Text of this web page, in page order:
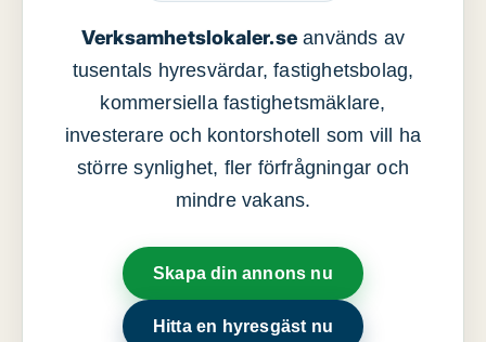
Verksamhetslokaler.se används av
tusentals hyresvärdar, fastighetsbolag,
kommersiella fastighetsmäklare,
investerare och kontorshotell som vill ha
större synlighet, fler förfrågningar och
mindre vakans.
Skapa din annons nu
Hitta en hyresgäst nu